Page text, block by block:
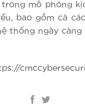
mô phỏng
bao gồm cả
thống ngày